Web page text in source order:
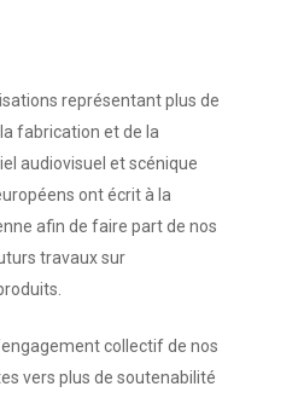
représentant plus de
fabrication et de la
audiovisuel et scénique
ont écrit à la
afin de faire part de nos
travaux sur
collectif de nos
vers plus de soutenabilité